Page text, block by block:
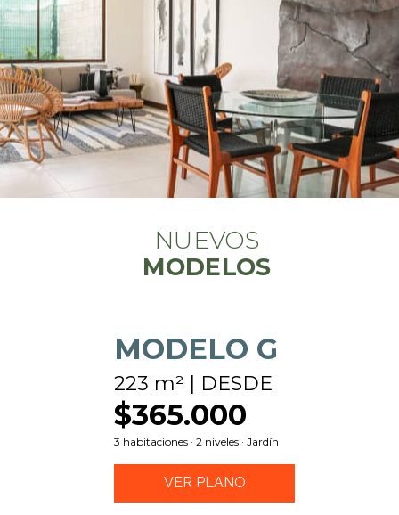
NUEVOS
MODELOS
MODELO G
223 m² | DESDE
$365.000
3 habitaciones · 2 niveles · Jardín
VER PLANO